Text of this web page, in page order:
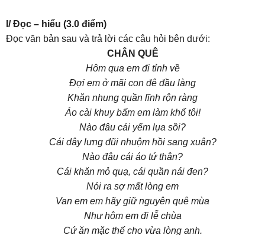
I/ Đọc – hiểu (3.0 điểm)
Đọc văn bản sau và trả lời các câu hỏi bên dưới:
CHÂN QUÊ
Hôm qua em đi tỉnh về
Đợi em ở mãi con đê đầu làng
Khăn nhung quần lĩnh rộn ràng
Áo cài khuy bấm em làm khổ tôi!
Nào đâu cái yếm lụa sồi?
Cái dây lưng đũi nhuộm hồi sang xuân?
Nào đâu cái áo tứ thân?
Cái khăn mỏ quạ, cái quần nái đen?
Nói ra sợ mất lòng em
Van em em hãy giữ nguyên quê mùa
Như hôm em đi lễ chùa
Cứ ăn mặc thế cho vừa lòng anh.